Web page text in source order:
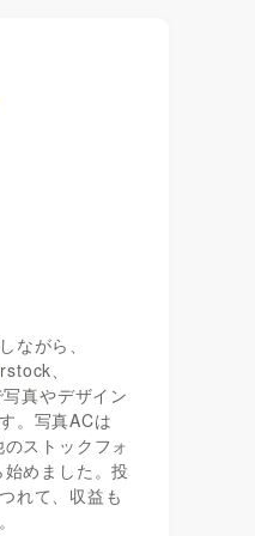
ながら、
、
真やデザイン
。写真ACは
ストックフォ
めました。投
れて、収益も